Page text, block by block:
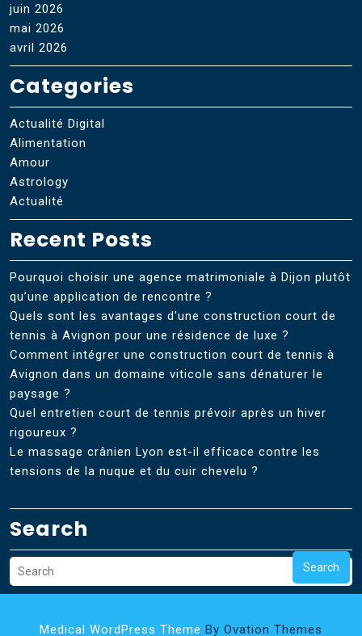
juin 2026
mai 2026
avril 2026
Categories
Actualité Digital
Alimentation
Amour
Astrology
Actualité
Recent Posts
Pourquoi choisir une agence matrimoniale à Dijon plutôt
qu’une application de rencontre ?
Quels sont les avantages d'une construction court de
tennis à Avignon pour une résidence de luxe ?
Comment intégrer une construction court de tennis à
Avignon dans un domaine viticole sans dénaturer le
paysage ?
Quel entretien court de tennis prévoir après un hiver
rigoureux ?
Le massage crânien Lyon est-il efficace contre les
tensions de la nuque et du cuir chevelu ?
Search
Search
Medical WordPress Theme By Ovation Themes